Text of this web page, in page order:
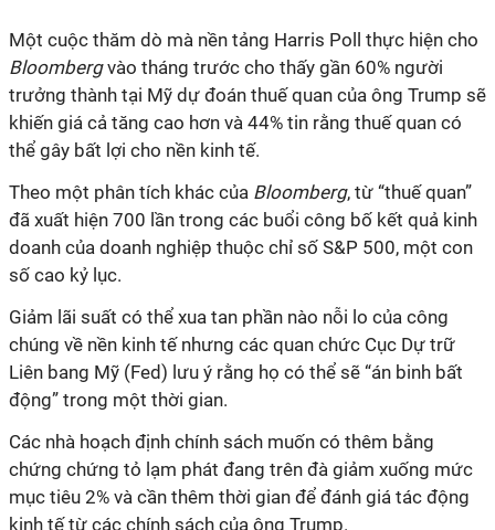
Một cuộc thăm dò mà nền tảng Harris Poll thực hiện cho
Bloombergvào tháng trước cho thấy gần 60% người
trưởng thành tại Mỹ dự đoán thuế quan của ông Trump sẽ
khiến giá cả tăng cao hơn và 44% tin rằng thuế quan có
thể gây bất lợi cho nền kinh tế.
Theo một phân tích khác của Bloomberg, từ “thuế quan”
đã xuất hiện 700 lần trong các buổi công bố kết quả kinh
doanh của doanh nghiệp thuộc chỉ số S&P 500, một con
số cao kỷ lục.
Giảm lãi suất có thể xua tan phần nào nỗi lo của công
chúng về nền kinh tế nhưng các quan chức Cục Dự trữ
Liên bang Mỹ (Fed) lưu ý rằng họ có thể sẽ “án binh bất
động” trong một thời gian.
Các nhà hoạch định chính sách muốn có thêm bằng
chứng chứng tỏ lạm phát đang trên đà giảm xuống mức
mục tiêu 2% và cần thêm thời gian để đánh giá tác động
kinh tế từ các chính sách của ông Trump.